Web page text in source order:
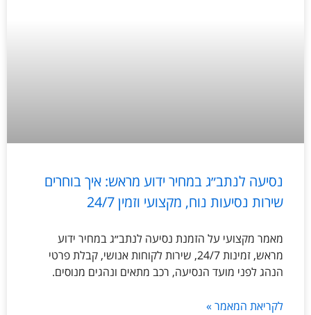
נסיעה לנתב״ג במחיר ידוע מראש: איך בוחרים
שירות נסיעות נוח, מקצועי וזמין 24/7
מאמר מקצועי על הזמנת נסיעה לנתב״ג במחיר ידוע
מראש, זמינות 24/7, שירות לקוחות אנושי, קבלת פרטי
הנהג לפני מועד הנסיעה, רכב מתאים ונהגים מנוסים.
לקריאת המאמר »